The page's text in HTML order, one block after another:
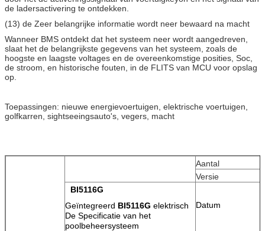
de ladersactivering te ontdekken.
(13) de Zeer belangrijke informatie wordt neer bewaard na macht
Wanneer BMS ontdekt dat het systeem neer wordt aangedreven,
slaat het de belangrijkste gegevens van het systeem, zoals de
hoogste en laagste voltages en de overeenkomstige posities, Soc,
de stroom, en historische fouten, in de FLITS van MCU voor opslag
op.
Toepassingen: nieuwe energievoertuigen, elektrische voertuigen,
golfkarren, sightseeingsauto's, vegers, macht
Aantal
Versie
BI5116G
Geïntegreerd BI5116G elektrisch
De Specificatie van het
poolbeheersysteem
Datum